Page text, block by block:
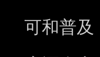
可和普及